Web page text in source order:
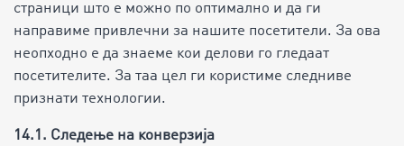
страници што е можно по оптимално и да ги
направиме привлечни за нашите посетители. За ова
неопходно е да знаеме кои делови го гледаат
посетителите. За таа цел ги користиме следниве
признати технологии.
14.1. Следење на конверзија